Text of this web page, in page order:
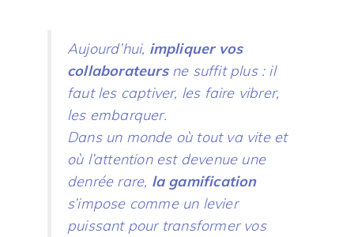
Aujourd’hui, impliquer vos
collaborateursne suffit plus : il
faut les captiver, les faire vibrer,
les embarquer.
Dans un monde où tout va vite et
où l’attention est devenue une
denrée rare, la gamification
s’impose comme un levier
puissant pour transformer vos